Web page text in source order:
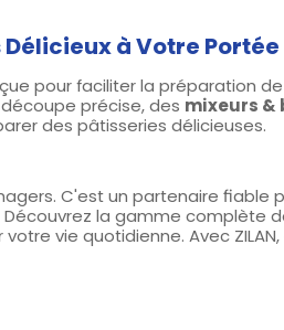
Délicieux à Votre Portée
pour faciliter la préparation
précise, des mixeurs &
des pâtisseries délicieuses.
C'est un partenaire fiable
la gamme complète
vie quotidienne. Avec